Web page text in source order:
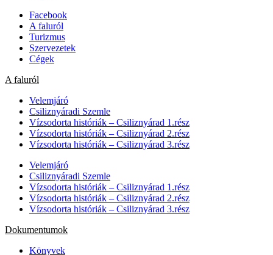
Facebook
A faluról
Turizmus
Szervezetek
Cégek
A faluról
Velemjáró
Csiliznyáradi Szemle
Vízsodorta históriák – Csiliznyárad 1.rész
Vízsodorta históriák – Csiliznyárad 2.rész
Vízsodorta históriák – Csiliznyárad 3.rész
Velemjáró
Csiliznyáradi Szemle
Vízsodorta históriák – Csiliznyárad 1.rész
Vízsodorta históriák – Csiliznyárad 2.rész
Vízsodorta históriák – Csiliznyárad 3.rész
Dokumentumok
Könyvek